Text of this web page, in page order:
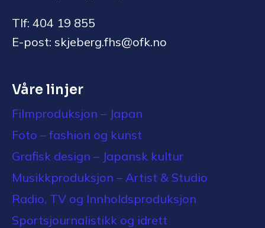
Tlf: 404 19 855
E-post: skjeberg.fhs@ofk.no
Våre linjer
Filmproduksjon – Japan
Foto – fashion og kunst
Grafisk design – Japansk kultur
Musikkproduksjon – Artist & Studio
Radio, TV og Innholdsproduksjon
Sportsjournalistikk og idrett